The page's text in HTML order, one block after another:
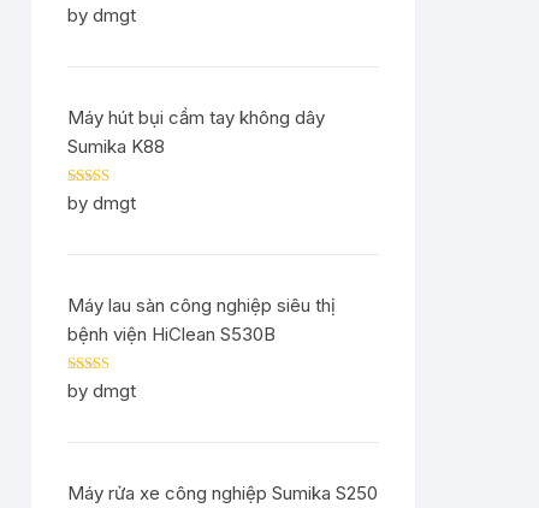
Rated5out
of 5
by dmgt
Máy hút bụi cầm tay không dây
Sumika K88
Rated5out
of 5
by dmgt
Máy lau sàn công nghiệp siêu thị
bệnh viện HiClean S530B
Rated5out
of 5
by dmgt
Máy rửa xe công nghiệp Sumika S250